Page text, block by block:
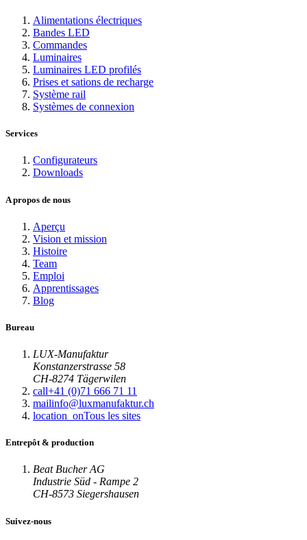
Alimentations électriques
Bandes LED
Commandes
Luminaires
Luminaires LED profilés
Prises et sations de recharge
Système rail
Systèmes de connexion
Services
Configurateurs
Downloads
A propos de nous
Aperçu
Vision et mission
Histoire
Team
Emploi
Apprentissages
Blog
Bureau
LUX-Manufaktur
Konstanzerstrasse 58
CH-8274 Tägerwilen
call+41 (0)71 666 71 11
mailinfo@luxmanufaktur.ch
location_onTous les sites
Entrepôt & production
Beat Bucher AG
Industrie Süd - Rampe 2
CH-8573 Siegershausen
Suivez-nous